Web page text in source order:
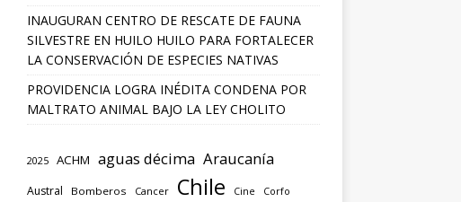
INAUGURAN CENTRO DE RESCATE DE FAUNA
SILVESTRE EN HUILO HUILO PARA FORTALECER
LA CONSERVACIÓN DE ESPECIES NATIVAS
PROVIDENCIA LOGRA INÉDITA CONDENA POR
MALTRATO ANIMAL BAJO LA LEY CHOLITO
2025 ACHM aguas décima Araucanía
Austral Bomberos Cancer Chile Cine Corfo